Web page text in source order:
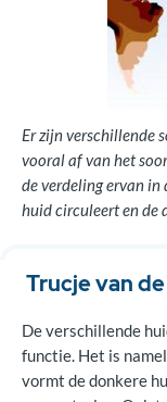
Literatuur voor
Er zijn verschillende
vooral af van het
de verdeling ervan in
huid circuleert en de
Trucje van
De verschillende
functie. Het is
vormt de donkere